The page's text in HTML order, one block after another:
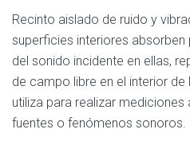
Recinto aislado de ruido y
superficies interiores
del sonido incidente en ellas,
de campo libre en el interior de
utiliza para realizar
fuentes o fenómenos sonoros.